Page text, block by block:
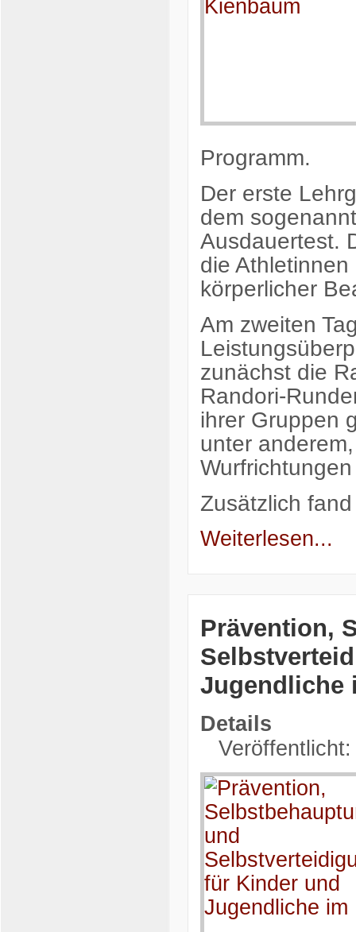
Programm.
Der erste
dem
Ausdauertest.
die
körperlicher
Am zweiten
zunächst die
Randori-
ihrer Gruppen
unter
Zusätzlich
Weiterlesen...
Prävention,
Jugendliche
Details